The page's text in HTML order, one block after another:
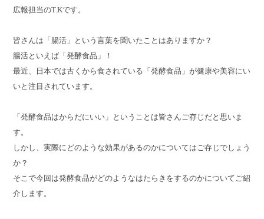
広報担当のT.Kです。
皆さんは「腸活」という言葉を聞いたことはありますか？
腸活といえば「発酵食品」！
最近、日本では古くから食されている「発酵食品」が健康や美容にい
いと注目されています。
「発酵食品はからだにいい」ということは皆さんご存じだと思いま
す。
しかし、実際にどのような効果があるのかについてはご存じでしょう
か？
そこで今回は発酵食品がどのようなはたらきをするのかについてご紹
介します。